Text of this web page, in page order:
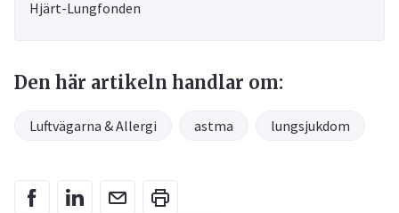
Hjärt-Lungfonden
Den här artikeln handlar om:
Luftvägarna & Allergi astma lungsjukdom